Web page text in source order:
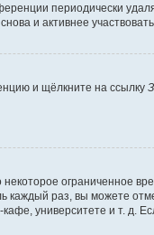
периодически
и активнее участвовать
и щёлкните на ссылку
ограниченное
каждый раз, вы можете
университете и т. д.